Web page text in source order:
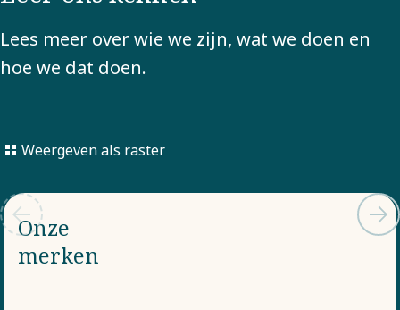
Lees meer over wie we zijn, wat we doen en
hoe we dat doen.
Weergeven als raster
Onze
merken